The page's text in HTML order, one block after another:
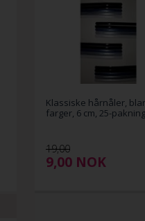
Klassiske hårnåler,
farger, 6 cm, 25-pakning
19,00
9,00 NOK